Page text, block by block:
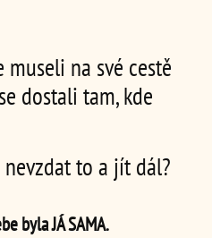
museli na své cestě
dostali tam, kde
to a jít dál?
byla JÁ SAMA.